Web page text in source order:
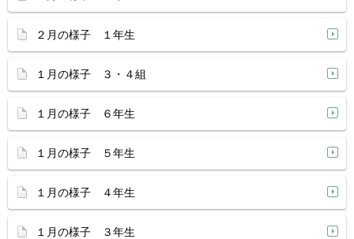
２月の様子 １年生
１月の様子 ３・４組
１月の様子 ６年生
１月の様子 ５年生
１月の様子 ４年生
１月の様子 ３年生